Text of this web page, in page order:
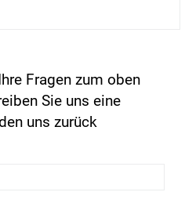
Fragen zum oben
Sie uns eine
uns zurück